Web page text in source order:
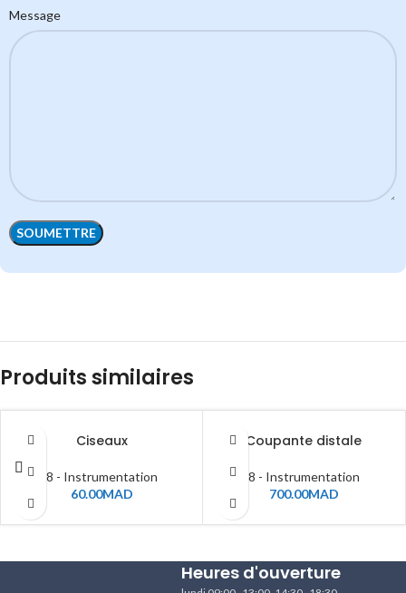
Message
Produits similaires
Ciseaux
8 - Instrumentation
60.00MAD
Coupante distale
8 - Instrumentation
700.00MAD
Heures d'ouverture